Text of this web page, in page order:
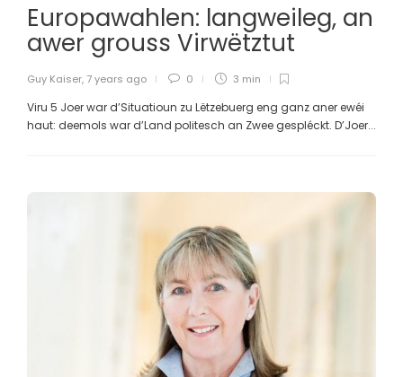
Europawahlen: langweileg, an
awer grouss Virwëtztut
Guy Kaiser, 7 years ago 0 3 min
Viru 5 Joer war d’Situatioun zu Lëtzebuerg eng ganz aner ewéi
haut: deemols war d’Land politesch an Zwee gespléckt. D’Joer...